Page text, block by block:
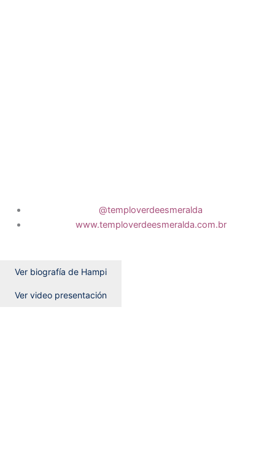
@temploverdeesmeralda
www.temploverdeesmeralda.com.br
Ver biografía de Hampi
Ver video presentación